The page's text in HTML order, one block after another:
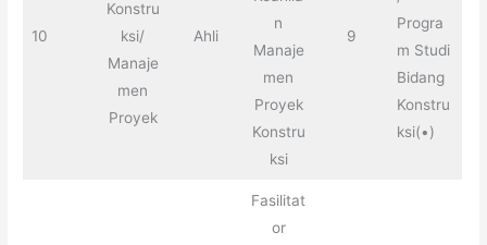
10
Konstru
ksi/
Manaje
men
Proyek
Ahli
n
Manaje
men
Proyek
Konstru
ksi
9
Progra
m Studi
Bidang
Konstru
ksi(•)
Fasilitat
or